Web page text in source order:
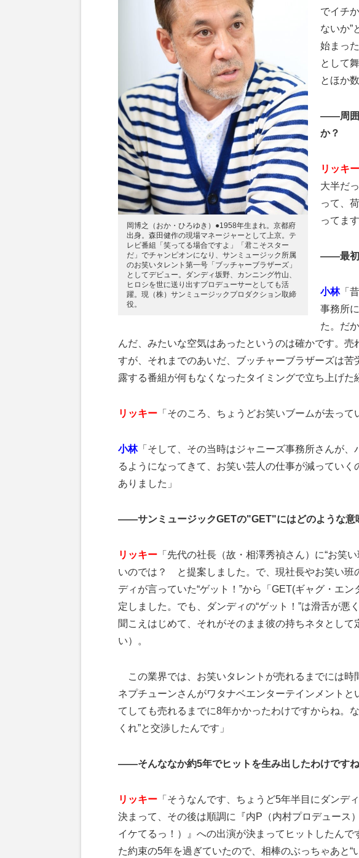
岡博之（おか・ひろゆき）●1958年生まれ。京都府
出身。森田健作の現場マネージャーとして上京。テ
レビ番組「笑ってる場合ですよ」「君こそスター
だ」でチャンピオンになり、サンミュージック所属
のお笑いタレント第一号「ブッチャーブラザーズ」
としてデビュー。ダンディ坂野、カンニング竹山、
ヒロシを世に送り出すプロデューサーとしても活
躍。現（株）サンミュージックプロダクション取締
役。
でイチ
ないか”
始まっ
として
とほか
——周囲
か？
リッキー
大半だ
って、
ってま
——最初
小林「
事務所
た。だ
んだ、みたいな空気はあったというのは確かです。
すが、それまでのあいだ、ブッチャーブラザーズは苦
露する番組が何もなくなったタイミングで立ち上げた
リッキー 「そのころ、ちょうどお笑いブームが去って
小林「そして、その当時はジャニーズ事務所さんが、
るようになってきて、お笑い芸人の仕事が減っていく
ありました」
——サンミュージックGETの"GET"にはどのような意
リッキー 「先代の社長（故・相澤秀禎さん）に“お笑
いのでは？ と提案しました。で、現社長やお笑い班
ディが言っていた“ゲット！”から「GET(ギャグ・エ
定しました。でも、ダンディの“ゲット！”は滑舌が悪
聞こえはじめて、それがそのまま彼の持ちネタとして
い）。
この業界では、お笑いタレントが売れるまでには時
ネプチューンさんがワタナベエンターテインメントと
てしても売れるまでに8年かかったわけですからね。
くれ”と交渉したんです」
——そんななか約5年でヒットを生み出したわけですね
リッキー 「そうなんです、ちょうど5年半目にダンデ
決まって、その後は順調に『内P（内村プロデュース
イケてるっ！）』への出演が決まってヒットしたんで
た約束の5年を過ぎていたので、相棒のぶっちゃあと“